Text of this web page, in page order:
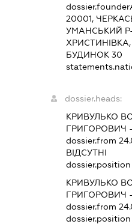
20001,
УМАНСЬКИЙ
БУДИНОК 30
dossier.heads:
КРИВУЛЬКО
ГРИГОРОВИЧ -
dossier.from
ВІДСУТНІ
КРИВУЛЬКО
ГРИГОРОВИЧ -
dossier.from